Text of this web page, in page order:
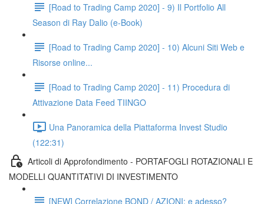
[Road to Trading Camp 2020] - 9) Il Portfolio All
Season di Ray Dalio (e-Book)
[Road to Trading Camp 2020] - 10) Alcuni Siti Web e
Risorse online...
[Road to Trading Camp 2020] - 11) Procedura di
Attivazione Data Feed TIINGO
Una Panoramica della Piattaforma Invest Studio
(122:31)
Articoli di Approfondimento - PORTAFOGLI ROTAZIONALI E
MODELLI QUANTITATIVI DI INVESTIMENTO
[NEW] Correlazione BOND / AZIONI: e adesso?